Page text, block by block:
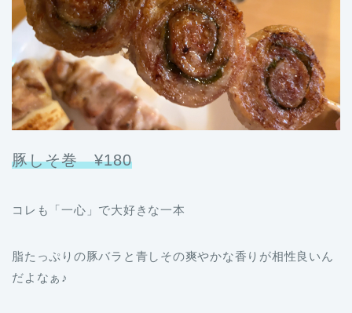
豚しそ巻 ¥180
コレも「一心」で大好きな一本
脂たっぷりの豚バラと青しその爽やかな香りが相性良いん
だよなぁ♪